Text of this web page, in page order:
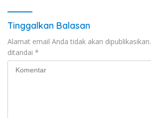
Tinggalkan Balasan
Alamat email Anda tidak akan dipublikasikan.
ditandai *